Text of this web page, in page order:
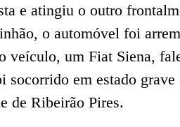
e atingiu o outro
o automóvel foi
veículo, um Fiat Siena,
socorrido em estado
de Ribeirão Pires.